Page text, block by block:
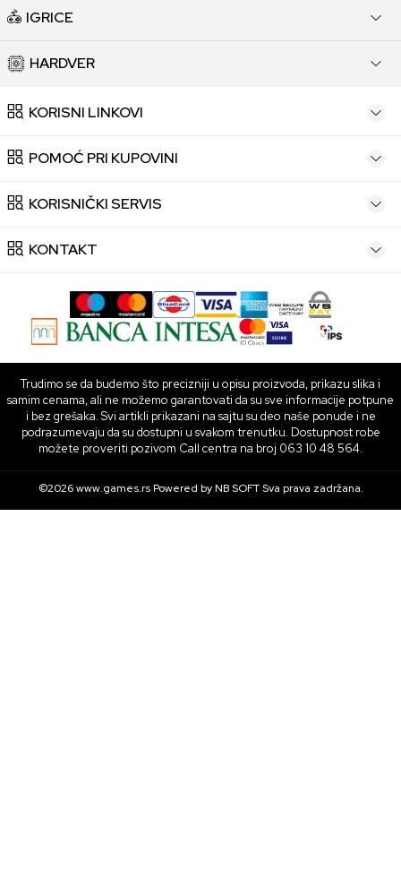
IGRICE
HARDVER
KORISNI LINKOVI
POMOĆ PRI KUPOVINI
KORISNIČKI SERVIS
KONTAKT
Trudimo se da budemo što precizniji u opisu proizvoda, prikazu slika i
samim cenama, ali ne možemo garantovati da su sve informacije potpune
i bez grešaka. Svi artikli prikazani na sajtu su deo naše ponude i ne
podrazumevaju da su dostupni u svakom trenutku. Dostupnost robe
možete proveriti pozivom Call centra na broj 063 10 48 564.
©2026www.games.rs Powered byNB SOFTSva prava zadržana.